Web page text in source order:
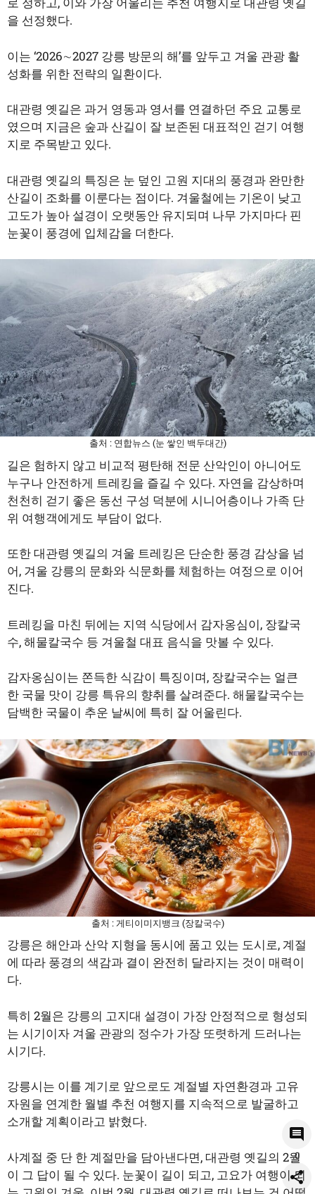
을 선정했다.
이는 ‘2026∼2027 강릉 방문의 해’를 앞두고 겨울 관광 활
성화를 위한 전략의 일환이다.
대관령 옛길은 과거 영동과 영서를 연결하던 주요 교통로
였으며 지금은 숲과 산길이 잘 보존된 대표적인 걷기 여행
지로 주목받고 있다.
대관령 옛길의 특징은 눈 덮인 고원 지대의 풍경과 완만한
산길이 조화를 이룬다는 점이다. 겨울철에는 기온이 낮고
고도가 높아 설경이 오랫동안 유지되며 나무 가지마다 핀
눈꽃이 풍경에 입체감을 더한다.
출처 : 연합뉴스 (눈 쌓인 백두대간)
길은 험하지 않고 비교적 평탄해 전문 산악인이 아니어도
누구나 안전하게 트레킹을 즐길 수 있다. 자연을 감상하며
천천히 걷기 좋은 동선 구성 덕분에 시니어층이나 가족 단
위 여행객에게도 부담이 없다.
또한 대관령 옛길의 겨울 트레킹은 단순한 풍경 감상을 넘
어, 겨울 강릉의 문화와 식문화를 체험하는 여정으로 이어
진다.
트레킹을 마친 뒤에는 지역 식당에서 감자옹심이, 장칼국
수, 해물칼국수 등 겨울철 대표 음식을 맛볼 수 있다.
감자옹심이는 쫀득한 식감이 특징이며, 장칼국수는 얼큰
한 국물 맛이 강릉 특유의 향취를 살려준다. 해물칼국수는
담백한 국물이 추운 날씨에 특히 잘 어울린다.
출처 : 게티이미지뱅크 (장칼국수)
강릉은 해안과 산악 지형을 동시에 품고 있는 도시로, 계절
에 따라 풍경의 색감과 결이 완전히 달라지는 것이 매력이
다.
특히 2월은 강릉의 고지대 설경이 가장 안정적으로 형성되
는 시기이자 겨울 관광의 정수가 가장 또렷하게 드러나는
시기다.
강릉시는 이를 계기로 앞으로도 계절별 자연환경과 고유
자원을 연계한 월별 추천 여행지를 지속적으로 발굴하고
소개할 계획이라고 밝혔다.
사계절 중 단 한 계절만을 담아낸다면, 대관령 옛길의 2월
이 그 답이 될 수 있다. 눈꽃이 길이 되고, 고요가 여행이 되
0